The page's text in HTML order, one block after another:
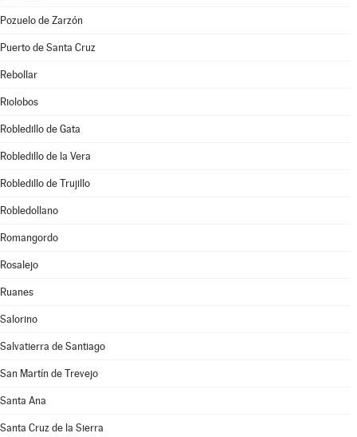
Pozuelo de Zarzón
Puerto de Santa Cruz
Rebollar
Riolobos
Robledillo de Gata
Robledillo de la Vera
Robledillo de Trujillo
Robledollano
Romangordo
Rosalejo
Ruanes
Salorino
Salvatierra de Santiago
San Martín de Trevejo
Santa Ana
Santa Cruz de la Sierra